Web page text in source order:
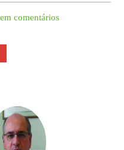
comentários